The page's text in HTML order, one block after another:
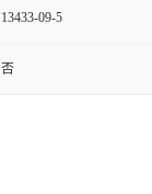
13433-09-5
否